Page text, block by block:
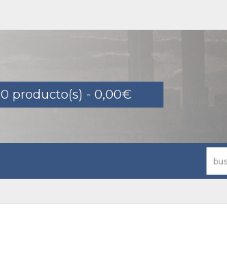
0 producto(s) - 0,00€